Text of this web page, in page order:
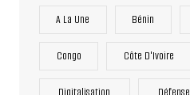
A La Une Bénin
Congo Côte D'Ivoire